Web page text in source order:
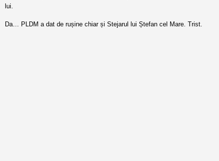
lui.
Da… PLDM a dat de rușine chiar și Stejarul lui Ștefan cel Mare. Trist.